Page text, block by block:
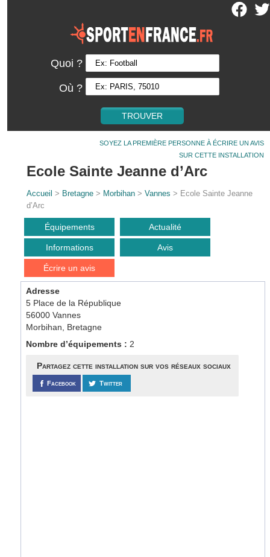
Quoi ?
Où ?
SOYEZ LA PREMIÈRE PERSONNE À ÉCRIRE UN AVIS
SUR CETTE INSTALLATION
Ecole Sainte Jeanne d’Arc
Accueil > Bretagne > Morbihan >Vannes > Ecole Sainte Jeanne
d’Arc
Équipements Actualité
Informations Avis
Écrire un avis
Adresse
5 Place de la République
56000 Vannes
Morbihan, Bretagne
Nombre d’équipements : 2
Partagez cette installation sur vos réseaux sociaux
Facebook Twitter